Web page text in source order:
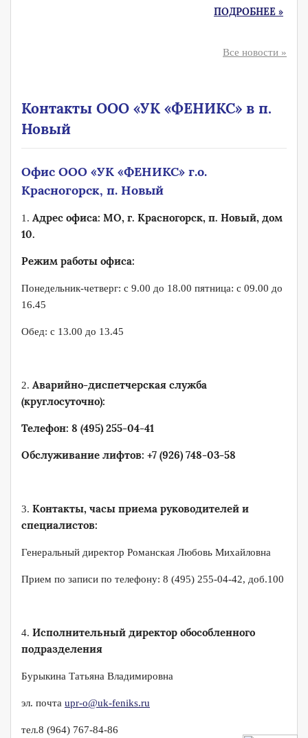
ПОДРОБНЕЕ »
Все новости »
Контакты ООО «УК «ФЕНИКС» в п.
Новый
Офис ООО «УК «ФЕНИКС» г.о.
Красногорск, п. Новый
1. Адрес офиса: МО, г. Красногорск, п. Новый, дом
10.
Режим работы офиса:
Понедельник-четверг: с 9.00 до 18.00 пятница: с 09.00 до
16.45
Обед: с 13.00 до 13.45
2. Аварийно-диспетчерская служба
(круглосуточно):
Телефон: 8 (495) 255-04-41
Обслуживание лифтов: ‎+7 (926) 748-03-58
3. Контакты, часы приема руководителей и
специалистов:
Генеральный директор Романская Любовь Михайловна
Прием по записи по телефону: 8 (495) 255-04-42, доб.100
4. Исполнительный директор обособленного
подразделения
Бурыкина Татьяна Владимировна
эл. почта upr-o@uk-feniks.ru
тел.8 (964) 767-84-86